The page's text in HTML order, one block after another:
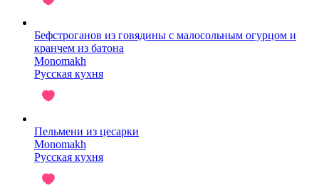
Бефстроганов из говядины с малосольным огурцом и
кранчем из батона
Monomakh
Русская кухня
Пельмени из цесарки
Monomakh
Русская кухня